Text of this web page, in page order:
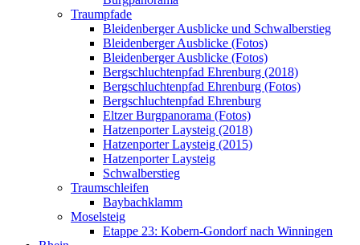
Traumpfade
Bleidenberger Ausblicke und Schwalberstieg
Bleidenberger Ausblicke (Fotos)
Bleidenberger Ausblicke (Fotos)
Bergschluchtenpfad Ehrenburg (2018)
Bergschluchtenpfad Ehrenburg (Fotos)
Bergschluchtenpfad Ehrenburg
Eltzer Burgpanorama (Fotos)
Hatzenporter Laysteig (2018)
Hatzenporter Laysteig (2015)
Hatzenporter Laysteig
Schwalberstieg
Traumschleifen
Baybachklamm
Moselsteig
Etappe 23: Kobern-Gondorf nach Winningen